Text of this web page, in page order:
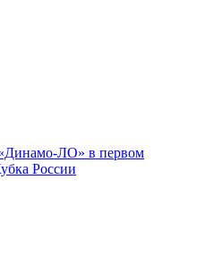
«Динамо-ЛО» в первом
России